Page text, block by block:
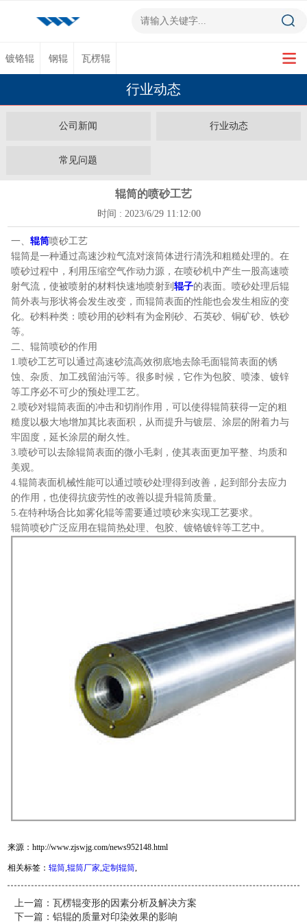
镀铬辊 钢辊 瓦楞辊
行业动态
公司新闻 行业动态
常见问题
辊筒的喷砂工艺
时间 : 2023/6/29 11:12:00
一、辊筒喷砂工艺
辊筒是一种通过高速沙粒气流对滚筒体进行清洗和粗糙处理的。在
喷砂过程中，利用压缩空气作动力源，在喷砂机中产生一股高速喷
射气流，使被喷射的材料快速地喷射到辊子的表面。喷砂处理后辊
筒外表与形状将会发生改变，而辊筒表面的性能也会发生相应的变
化。砂料种类：喷砂用的砂料有为金刚砂、石英砂、铜矿砂、铁砂
等。
二、辊筒喷砂的作用
1.喷砂工艺可以通过高速砂流高效彻底地去除毛面辊筒表面的锈
蚀、杂质、加工残留油污等。很多时候，它作为包胶、喷漆、镀锌
等工序必不可少的预处理工艺。
2.喷砂对辊筒表面的冲击和切削作用，可以使得辊筒获得一定的粗
糙度以极大地增加其比表面积，从而提升与镀层、涂层的附着力与
牢固度，延长涂层的耐久性。
3.喷砂可以去除辊筒表面的微小毛刺，使其表面更加平整、均质和
美观。
4.辊筒表面机械性能可以通过喷砂处理得到改善，起到部分去应力
的作用，也使得抗疲劳性的改善以提升辊筒质量。
5.在特种场合比如雾化辊等需要通过喷砂来实现工艺要求。
辊筒喷砂广泛应用在辊筒热处理、包胶、镀铬镀锌等工艺中。
来源：http://www.zjswjg.com/news952148.html
相关标签：辊筒,辊筒厂家,定制辊筒,
上一篇：瓦楞辊变形的因素分析及解决方案
下一篇：铝辊的质量对印染效果的影响